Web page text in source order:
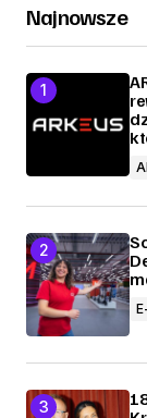
Najnowsze
AI